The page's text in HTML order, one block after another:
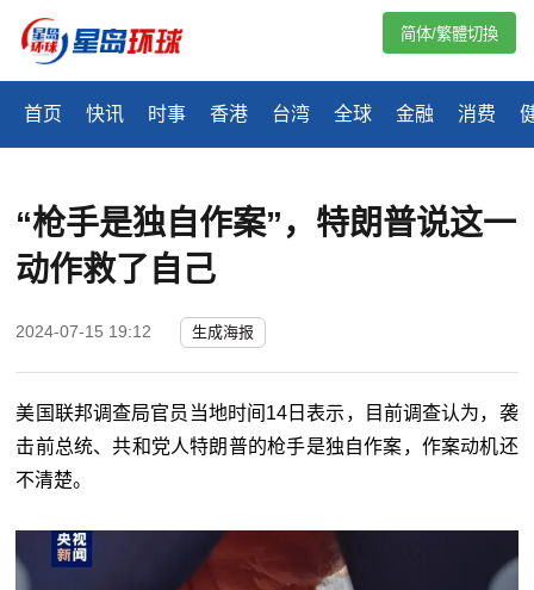
首页 快讯 时事 香港 台湾 全球 金融 消费
简体/繁體切換
“枪手是独自作案”，特朗普说这一
动作救了自己
2024-07-15 19:12 生成海报
美国联邦调查局官员当地时间14日表示，目前调查认为，袭
击前总统、共和党人特朗普的枪手是独自作案，作案动机还
不清楚。